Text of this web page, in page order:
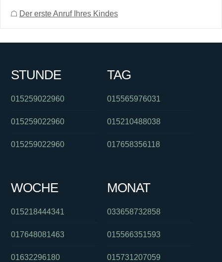
☖ Der erste Anruf Ihres Kindes
STUNDE
015259022960
015259022960
015259022960
TAG
015565976031
015210488038
017658356118
WOCHE
015218444341
017648081463
01632296180
MONAT
033658732858
015566351593
015731207059